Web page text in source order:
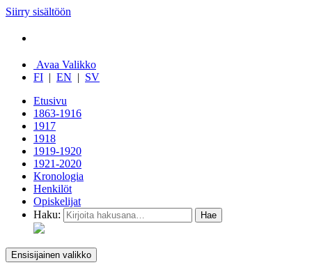
Siirry sisältöön
Avaa Valikko
FI | EN | SV
Etusivu
1863-1916
1917
1918
1919-1920
1921-2020
Kronologia
Henkilöt
Opiskelijat
Haku:
Ensisijainen valikko